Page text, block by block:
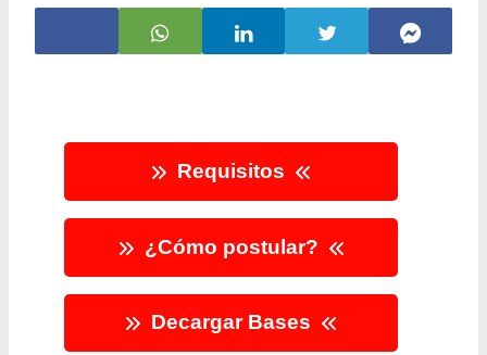
Requisitos
¿Cómo postular?
Decargar Bases